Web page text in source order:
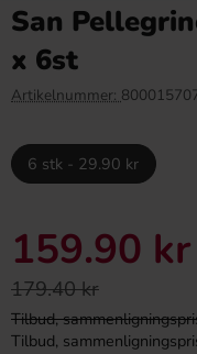
2L
169.90 kr
Köp
San
x 6st
Artikelnummer:
6 stk - 29.90 kr
159.90 kr
179.40 kr
Tilbud,
Tilbud,